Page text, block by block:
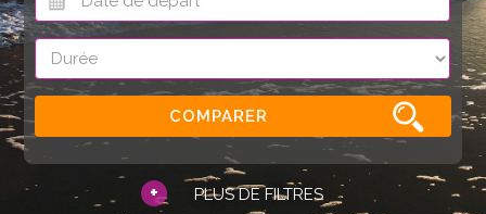
COMPARER
+ PLUS DE FILTRES